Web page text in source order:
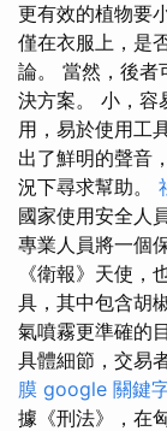
更有效的植物要
僅在衣服上，是
論。 當然，後者
決方案。 小，容
用，易於使用工
出了鮮明的聲音
況下尋求幫助。
國家使用安全人
專業人員將一個
《衛報》天使
具，其中包含胡
氣噴霧更準確的
具體細節，交易
膜 google 關鍵
據《刑法》，在